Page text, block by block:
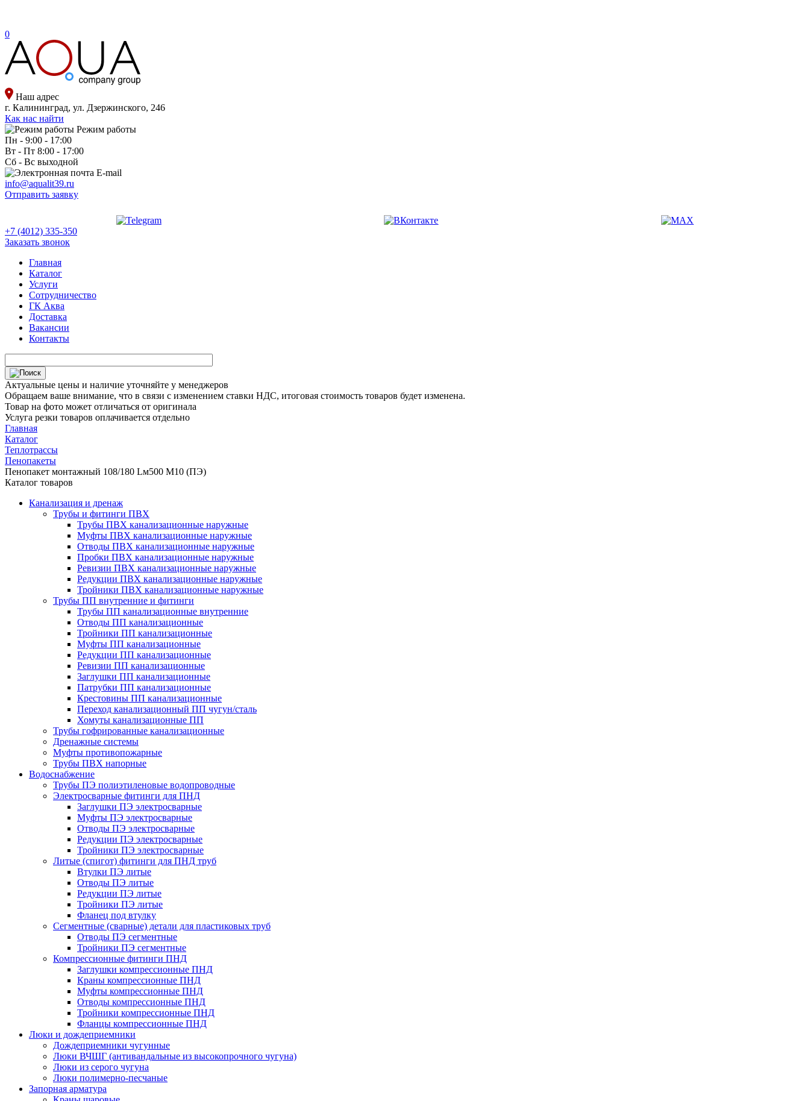
0
Наш адрес
г. Калининград, ул. Дзержинского, 246
Как нас найти
Режим работы
Пн - 9:00 - 17:00
Вт - Пт 8:00 - 17:00
Сб - Вс выходной
E-mail
info@aqualit39.ru
Отправить заявку
+7 (4012) 335-350
Заказать звонок
Главная
Каталог
Услуги
Сотрудничество
ГК Аква
Доставка
Вакансии
Контакты
Актуальные цены и наличие уточняйте у менеджеров
Обращаем ваше внимание, что в связи с изменением ставки НДС, итоговая стоимость товаров будет изменена.
Товар на фото может отличаться от оригинала
Услуга резки товаров оплачивается отдельно
Главная
Каталог
Теплотрассы
Пенопакеты
Пенопакет монтажный 108/180 Lм500 М10 (ПЭ)
Каталог товаров
Канализация и дренаж
Трубы и фитинги ПВХ
Трубы ПВХ канализационные наружные
Муфты ПВХ канализационные наружные
Отводы ПВХ канализационные наружные
Пробки ПВХ канализационные наружные
Ревизии ПВХ канализационные наружные
Редукции ПВХ канализационные наружные
Тройники ПВХ канализационные наружные
Трубы ПП внутренние и фитинги
Трубы ПП канализационные внутренние
Отводы ПП канализационные
Тройники ПП канализационные
Муфты ПП канализационные
Редукции ПП канализационные
Ревизии ПП канализационные
Заглушки ПП канализационные
Патрубки ПП канализационные
Крестовины ПП канализационные
Переход канализационный ПП чугун/сталь
Хомуты канализационные ПП
Трубы гофрированные канализационные
Дренажные системы
Муфты противопожарные
Трубы ПВХ напорные
Водоснабжение
Трубы ПЭ полиэтиленовые водопроводные
Электросварные фитинги для ПНД
Заглушки ПЭ электросварные
Муфты ПЭ электросварные
Отводы ПЭ электросварные
Редукции ПЭ электросварные
Тройники ПЭ электросварные
Литые (спигот) фитинги для ПНД труб
Втулки ПЭ литые
Отводы ПЭ литые
Редукции ПЭ литые
Тройники ПЭ литые
Фланец под втулку
Сегментные (сварные) детали для пластиковых труб
Отводы ПЭ сегментные
Тройники ПЭ сегментные
Компрессионные фитинги ПНД
Заглушки компрессионные ПНД
Краны компрессионные ПНД
Муфты компрессионные ПНД
Отводы компрессионные ПНД
Тройники компрессионные ПНД
Фланцы компрессионные ПНД
Люки и дождеприемники
Дождеприемники чугунные
Люки ВЧШГ (антивандальные из высокопрочного чугуна)
Люки из серого чугуна
Люки полимерно-песчаные
Запорная арматура